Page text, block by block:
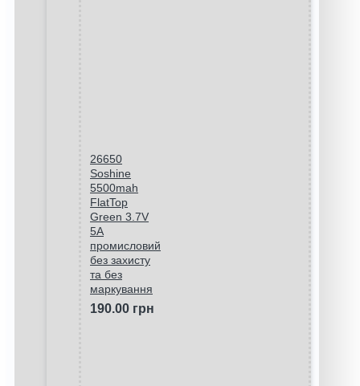
26650
Soshine
5500mah
FlatTop
Green 3.7V
5A
промисловий
без захисту
та без
маркування
190.00 грн